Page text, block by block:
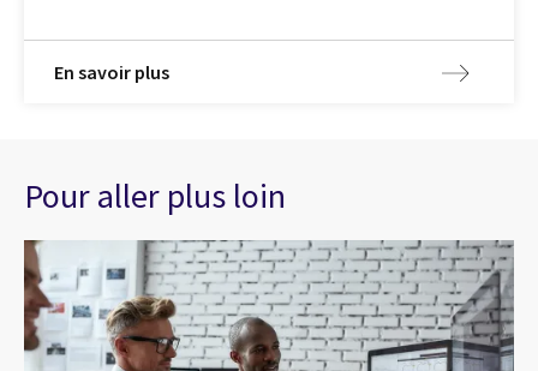
En savoir plus
Pour aller plus loin